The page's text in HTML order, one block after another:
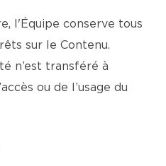
l'Équipe conserve tous
sur le Contenu.
n’est transféré à
ou de l’usage du